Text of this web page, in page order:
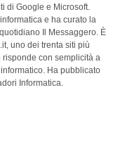
di Google e Microsoft.
e ha curato la
Il Messaggero. È
uno dei trenta siti più
con semplicità a
Ha pubblicato
Informatica.